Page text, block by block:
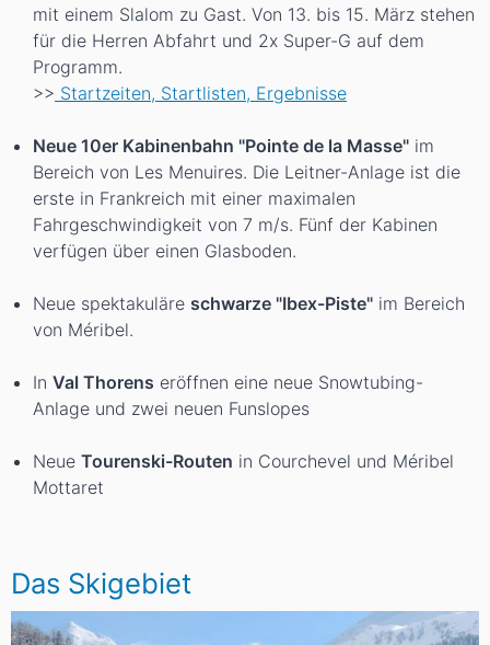
mit einem Slalom zu Gast. Von 13. bis 15. März stehen
für die Herren Abfahrt und 2x Super-G auf dem
Programm.
>> Startzeiten, Startlisten, Ergebnisse
Neue 10er Kabinenbahn "Pointe de la Masse" im
Bereich von Les Menuires. Die Leitner-Anlage ist die
erste in Frankreich mit einer maximalen
Fahrgeschwindigkeit von 7 m/s. Fünf der Kabinen
verfügen über einen Glasboden.
Neue spektakuläre schwarze "Ibex-Piste" im Bereich
von Méribel.
In Val Thorens eröffnen eine neue Snowtubing-
Anlage und zwei neuen Funslopes
Neue Tourenski-Routen in Courchevel und Méribel
Mottaret
Das Skigebiet